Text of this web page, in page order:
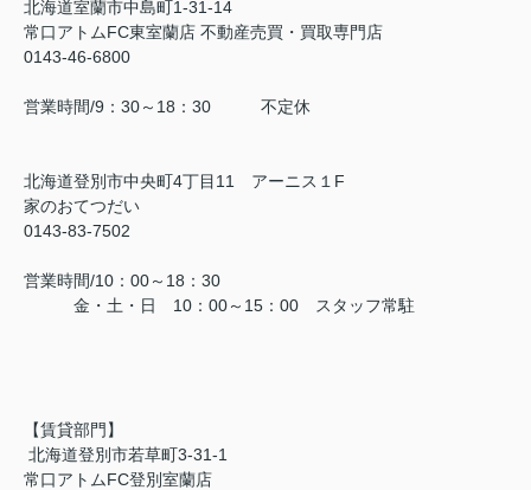
北海道室蘭市中島町1-31-14
常口アトムFC東室蘭店 不動産売買・買取専門店
0143-46-6800
営業時間/9：30～18：30 不定休
北海道登別市中央町4丁目11 アーニス１F
家のおてつだい
0143-83-7502
営業時間/10：00～18：30
金・土・日 10：00～15：00 スタッフ常駐
【賃貸部門】
北海道登別市若草町3-31-1
常口アトムFC登別室蘭店